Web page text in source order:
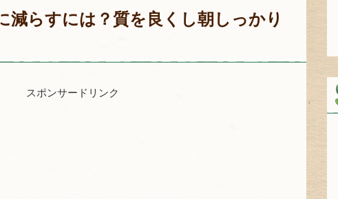
減らすには？質を良くし朝しっかり
スポンサードリンク